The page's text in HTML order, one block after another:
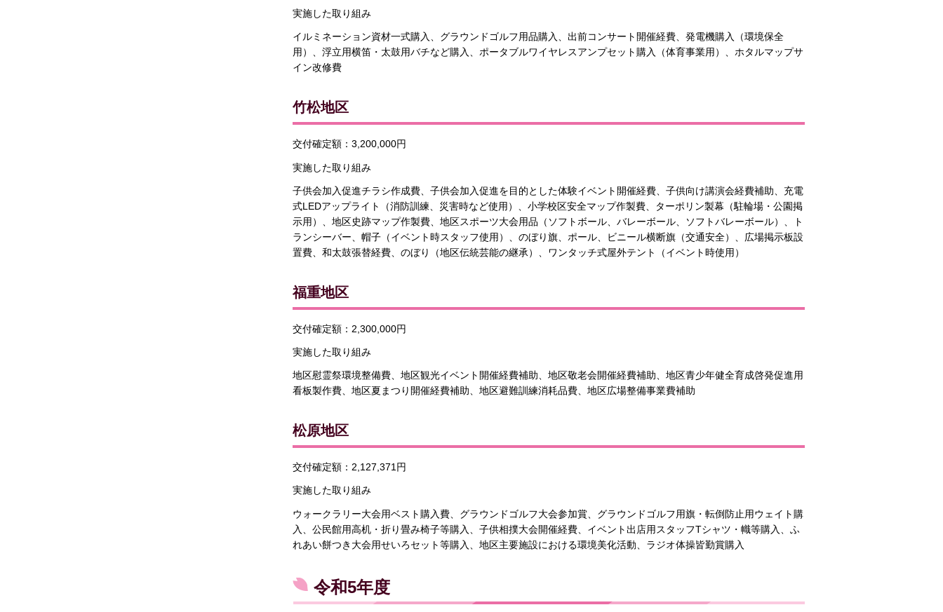
実施した取り組み
イルミネーション資材一式購入、グラウンドゴルフ用品購入、出前コンサート開催経費、発電機購入（環境保全
用）、浮立用横笛・太鼓用バチなど購入、ポータブルワイヤレスアンプセット購入（体育事業用）、ホタルマップサ
イン改修費
竹松地区
交付確定額：3,200,000円
実施した取り組み
子供会加入促進チラシ作成費、子供会加入促進を目的とした体験イベント開催経費、子供向け講演会経費補助、充電
式LEDアップライト（消防訓練、災害時など使用）、小学校区安全マップ作製費、ターポリン製幕（駐輪場・公園掲
示用）、地区史跡マップ作製費、地区スポーツ大会用品（ソフトボール、バレーボール、ソフトバレーボール）、ト
ランシーバー、帽子（イベント時スタッフ使用）、のぼり旗、ポール、ビニール横断旗（交通安全）、広場掲示板設
置費、和太鼓張替経費、のぼり（地区伝統芸能の継承）、ワンタッチ式屋外テント（イベント時使用）
福重地区
交付確定額：2,300,000円
実施した取り組み
地区慰霊祭環境整備費、地区観光イベント開催経費補助、地区敬老会開催経費補助、地区青少年健全育成啓発促進用
看板製作費、地区夏まつり開催経費補助、地区避難訓練消耗品費、地区広場整備事業費補助
松原地区
交付確定額：2,127,371円
実施した取り組み
ウォークラリー大会用ベスト購入費、グラウンドゴルフ大会参加賞、グラウンドゴルフ用旗・転倒防止用ウェイト購
入、公民館用高机・折り畳み椅子等購入、子供相撲大会開催経費、イベント出店用スタッフTシャツ・幟等購入、ふ
れあい餅つき大会用せいろセット等購入、地区主要施設における環境美化活動、ラジオ体操皆勤賞購入
令和5年度